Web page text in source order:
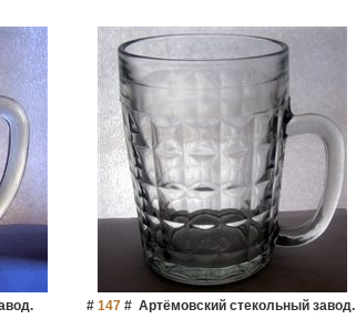
# 147# Артёмовский стекольный завод.